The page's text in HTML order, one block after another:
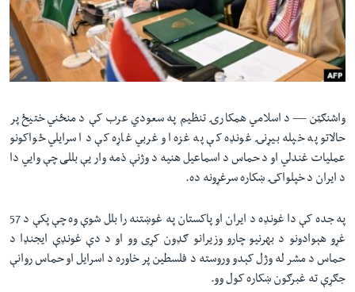
دلته
مخکې
مرکزي
واوړئ
اداریه
Learning English
ژبې
واشنګټن — د اسلامي‌ همکارۍ تنظیم په سعودي عرب کې د منځني ختیځ پر
حالاتو په خپله بیړنۍ غونډه کې په غزه او غربي غاړه کې د اسرایلي ځواکونو
عملیات غندلي او د حماس د اسماعیل هنیه د وژنې ذمه وار یې بللی چې وایي‌ دا
د ایران د خپلواکۍ ښکاره سرغړونه ده.
په جده کې دا غونډه د ایران او پاکستان په غوښتنه را بلل شوې وه چې پکې د 57
غړو هېوادونو د بهرنیو چارو وزیرانو ګډون کړی وو او د دې غونډې ایجنډا د
حماس د مشر له وژل کېدو وروسته د فلسطین پر خاوره د اسرایل او حماس روانې
جګړې ته غبرګون ښکاره کول وو.